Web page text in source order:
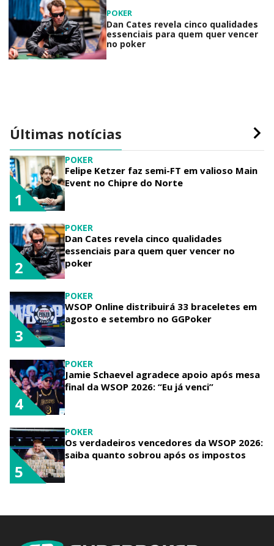
POKER
Dan Cates revela cinco qualidades
essenciais para quem quer vencer
no poker
Últimas notícias
POKER
Felipe Ketzer faz semi-FT em valioso Main
Event no Chipre do Norte
1
POKER
Dan Cates revela cinco qualidades
essenciais para quem quer vencer no
poker
2
POKER
WSOP Online distribuirá 33 braceletes em
agosto e setembro no GGPoker
3
POKER
Jamie Schaevel agradece apoio após mesa
final da WSOP 2026: “Eu já venci”
4
POKER
Os verdadeiros vencedores da WSOP 2026:
saiba quanto sobrou após os impostos
5